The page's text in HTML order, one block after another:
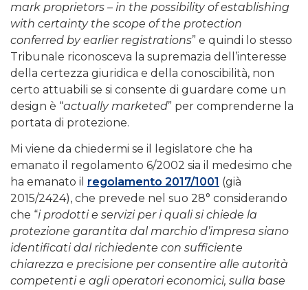
mark proprietors – in the possibility of establishing
with certainty the scope of the protection
conferred by earlier registrations” e quindi lo stesso
Tribunale riconosceva la supremazia dell’interesse
della certezza giuridica e della conoscibilità, non
certo attuabili se si consente di guardare come un
design è “actually marketed” per comprenderne la
portata di protezione.
Mi viene da chiedermi se il legislatore che ha
emanato il regolamento 6/2002 sia il medesimo che
ha emanato il regolamento 2017/1001 (già
2015/2424), che prevede nel suo 28° considerando
che “i prodotti e servizi per i quali si chiede la
protezione garantita dal marchio d’impresa siano
identificati dal richiedente con sufficiente
chiarezza e precisione per consentire alle autorità
competenti e agli operatori economici, sulla base